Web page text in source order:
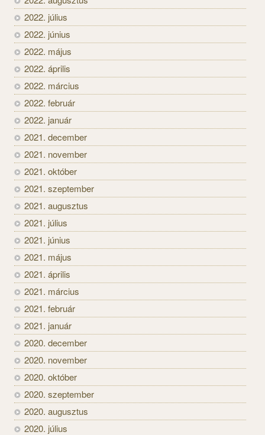
2022. július
2022. június
2022. május
2022. április
2022. március
2022. február
2022. január
2021. december
2021. november
2021. október
2021. szeptember
2021. augusztus
2021. július
2021. június
2021. május
2021. április
2021. március
2021. február
2021. január
2020. december
2020. november
2020. október
2020. szeptember
2020. augusztus
2020. július